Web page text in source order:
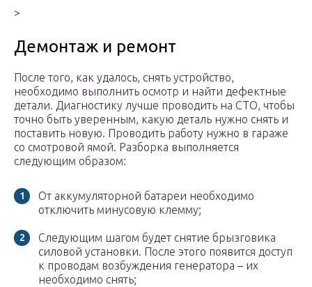
>
Демонтаж и ремонт
После того, как удалось, снять устройство,
необходимо выполнить осмотр и найти дефектные
детали. Диагностику лучше проводить на СТО, чтобы
точно быть уверенным, какую деталь нужно снять и
поставить новую. Проводить работу нужно в гараже
со смотровой ямой. Разборка выполняется
следующим образом:
От аккумуляторной батареи необходимо
отключить минусовую клемму;
Следующим шагом будет снятие брызговика
силовой установки. После этого появится доступ
к проводам возбуждения генератора – их
необходимо снять;